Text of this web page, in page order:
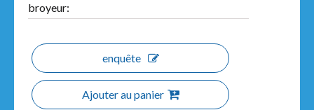
broyeur:
enquête
Ajouter au panier